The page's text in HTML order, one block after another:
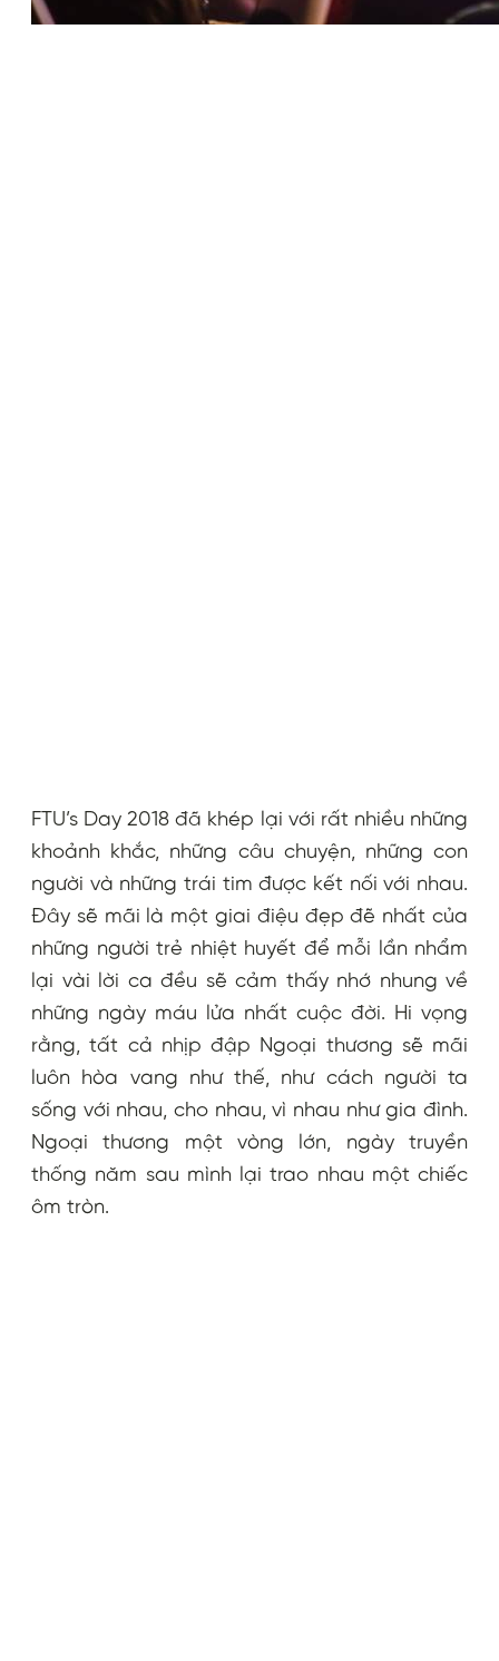
FTU’s Day 2018 đã khép lại với rất nhiều những
khoảnh khắc, những câu chuyện, những con
người và những trái tim được kết nối với nhau.
Đây sẽ mãi là một giai điệu đẹp đẽ nhất của
những người trẻ nhiệt huyết để mỗi lần nhẩm
lại vài lời ca đều sẽ cảm thấy nhớ nhung về
những ngày máu lửa nhất cuộc đời. Hi vọng
rằng, tất cả nhịp đập Ngoại thương sẽ mãi
luôn hòa vang như thế, như cách người ta
sống với nhau, cho nhau, vì nhau như gia đình.
Ngoại thương một vòng lớn, ngày truyền
thống năm sau mình lại trao nhau một chiếc
ôm tròn.